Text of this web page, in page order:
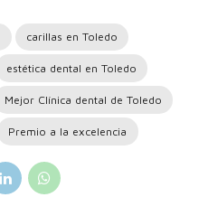
carillas en Toledo
estética dental en Toledo
Mejor Clínica dental de Toledo
Premio a la excelencia